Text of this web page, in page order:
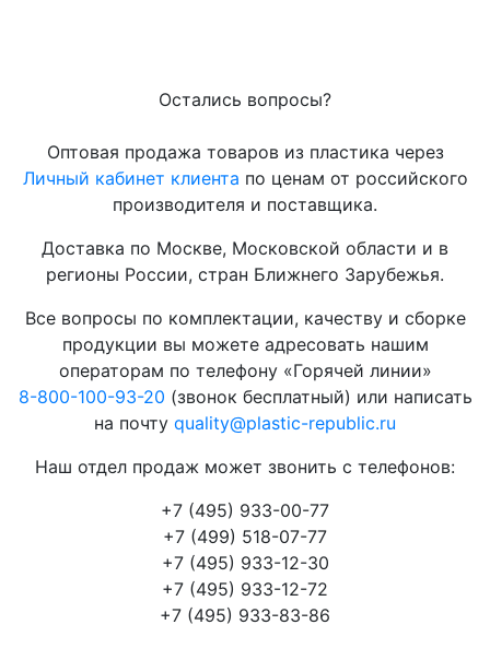
Остались вопросы?
Оптовая продажа товаров из пластика через
Личный кабинет клиента по ценам от российского
производителя и поставщика.
Доставка по Москве, Московской области и в
регионы России, стран Ближнего Зарубежья.
Все вопросы по комплектации, качеству и сборке
продукции вы можете адресовать нашим
операторам по телефону «Горячей линии»
8-800-100-93-20 (звонок бесплатный) или написать
на почту quality@plastic-republic.ru
Наш отдел продаж может звонить с телефонов:
+7 (495) 933-00-77
+7 (499) 518-07-77
+7 (495) 933-12-30
+7 (495) 933-12-72
+7 (495) 933-83-86